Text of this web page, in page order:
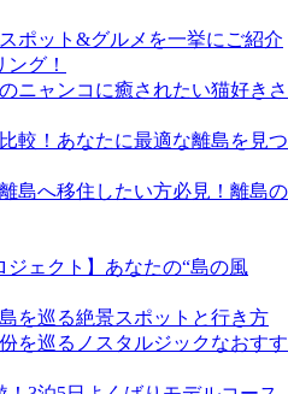
ポット&グルメを一挙にご紹介
グ！
ニャンコに癒されたい猫好きさ
較！あなたに最適な離島を見つ
島へ移住したい方必見！離島の
ジェクト】あなたの“島の風
を巡る絶景スポットと行き方
を巡るノスタルジックなおすす